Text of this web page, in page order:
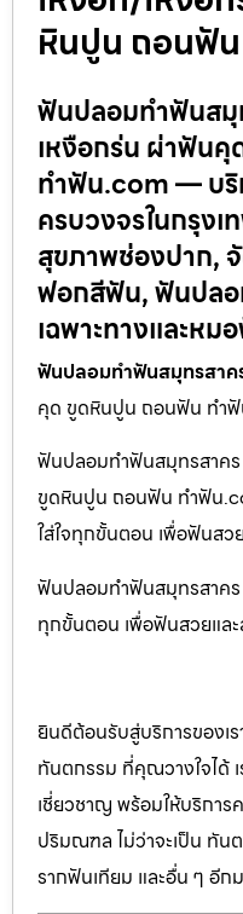
หินปูน ถอนฟั
ฟันปลอมทำฟันสมุ
เหงือกร่น ผ่าฟัน
ทำฟัน.com — บ
ครบวงจรในกรุง
สุขภาพช่องปาก,
ฟอกสีฟัน, ฟันปล
เฉพาะทางและห
ฟันปลอมทำฟันสมุทรสาค
คุด ขูดหินปูน ถอนฟัน ทำ
ฟันปลอมทำฟันสมุทรสาค
ขูดหินปูน ถอนฟัน ทำฟัน
ใส่ใจทุกขั้นตอน เพื่อฟันสว
ฟันปลอมทำฟันสมุทรสาค
ทุกขั้นตอน เพื่อฟันสวยแล
ยินดีต้อนรับสู่บริการของเ
ทันตกรรม ที่คุณวางใจได้
เชี่ยวชาญ พร้อมให้บริการ
ปริมณฑล ไม่ว่าจะเป็น ทัน
รากฟันเทียม และอื่น ๆ อีก